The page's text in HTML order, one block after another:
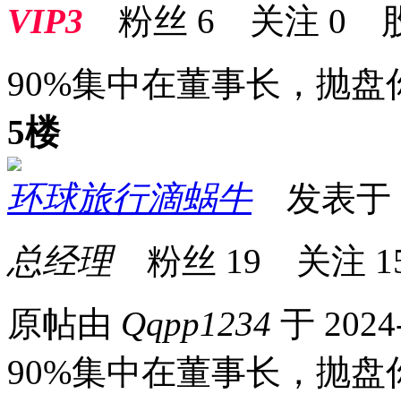
VIP3 粉丝 6 关注 0
90%集中在董事长，抛
5楼
环球旅行滴蜗牛发表于
总经理粉丝 19 关注
原帖由 Qqpp1234 于
90%集中在董事长，抛